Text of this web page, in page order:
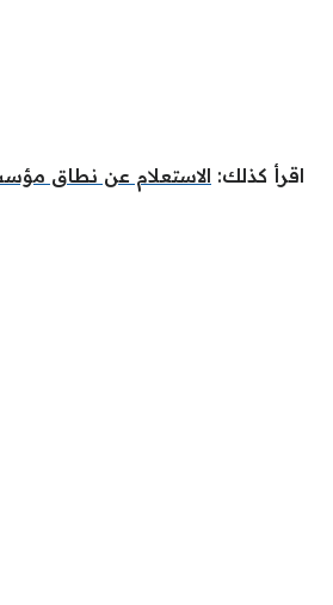
اقرأ كذلك: الاستعلام عن نطاق